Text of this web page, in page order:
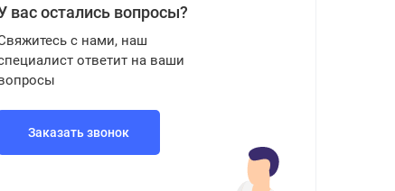
вас остались вопросы?
с нами, наш
ответит на ваши
Заказать звонок